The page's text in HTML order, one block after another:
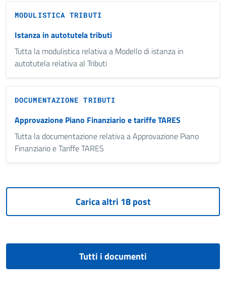
MODULISTICA TRIBUTI
Istanza in autotutela tributi
Tutta la modulistica relativa a Modello di istanza in
autotutela relativa al Tributi
DOCUMENTAZIONE TRIBUTI
Approvazione Piano Finanziario e tariffe TARES
Tutta la documentazione relativa a Approvazione Piano
Finanziario e Tariffe TARES
Tutti i documenti